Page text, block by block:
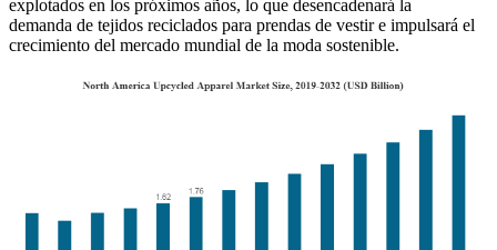
explotados en los próximos años, lo que desencadenará la
demanda de tejidos reciclados para prendas de vestir e impulsará el
crecimiento del mercado mundial de la moda sostenible.